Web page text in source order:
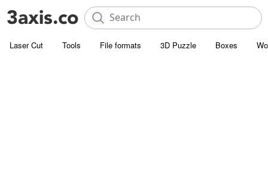
Laser Cut Tools File formats 3D Puzzle Boxes